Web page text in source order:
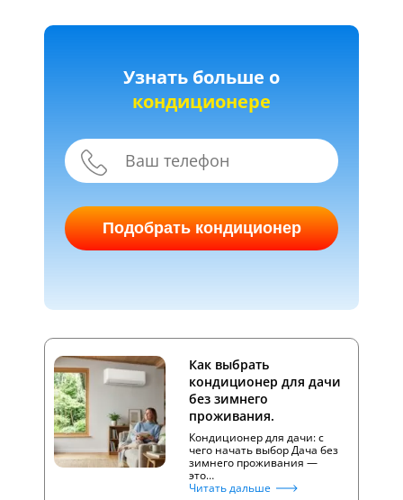
Узнать больше о
кондиционере
Подобрать кондиционер
Как выбрать
кондиционер для дачи
без зимнего
проживания.
Кондиционер для дачи: с
чего начать выбор Дача без
зимнего проживания —
это…
Читать дальше